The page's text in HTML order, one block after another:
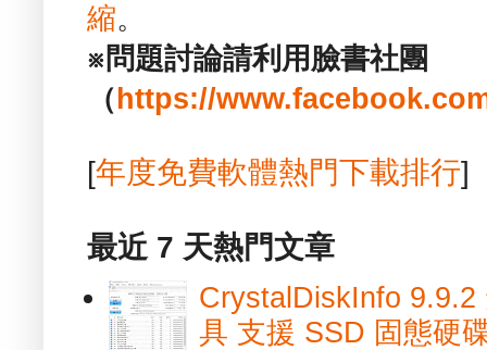
縮。
※問題討論請利用臉書社團
（ https://
[年度免費軟體熱門下載排行]
最近 7 天熱門文章
CrystalDiskInfo 9.9.2
具 支援 SSD 固態硬